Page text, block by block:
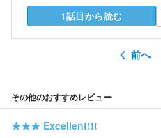
1話目から読む
前へ
その他のおすすめレビュー
★★★ Excellent!!!